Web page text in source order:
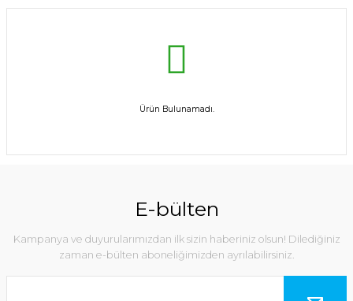
Ürün Bulunamadı.
E-bülten
Kampanya ve duyurularımızdan ilk sizin haberiniz olsun! Dilediğiniz
zaman e-bülten aboneliğimizden ayrılabilirsiniz.